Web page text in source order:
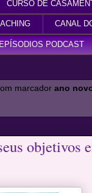
CURSO DE
CANAL
EPÍSODIOS PODCAST
marcadorano
objetivos